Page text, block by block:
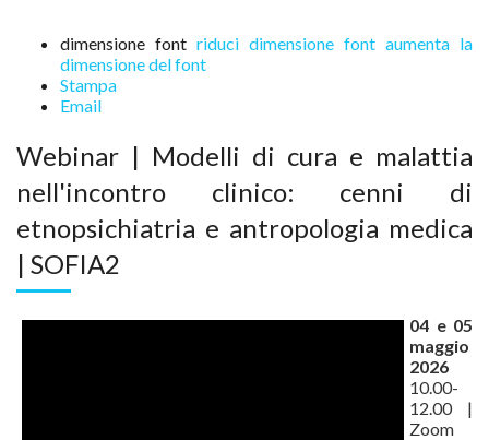
dimensione font riduci dimensione font aumenta la
dimensione del font
Stampa
Email
Webinar | Modelli di cura e malattia
nell'incontro clinico: cenni di
etnopsichiatria e antropologia medica
| SOFIA2
04 e 05
maggio
2026
10.00-
12.00 |
Zoom